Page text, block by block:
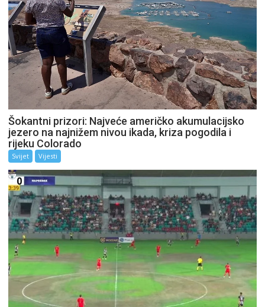
Šokantni prizori: Najveće američko akumulacijsko
jezero na najnižem nivou ikada, kriza pogodila i
rijeku Colorado
Svijet Vijesti